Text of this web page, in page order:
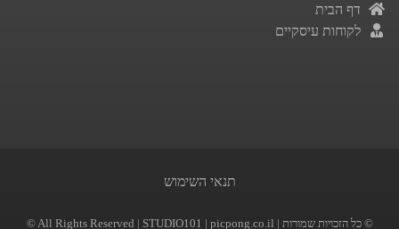
דף הבית
לקוחות עיסקיים
תנאי השימוש
© All Rights Reserved | STUDIO101 | picpong.co.il | כל הזכויות שמורות ©